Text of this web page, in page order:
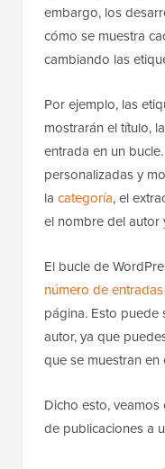
embargo, los
cómo se muestra
cambiando las
Por ejemplo, las
mostrarán el título,
entrada en un
personalizadas y
la categoría, el
el nombre del autor
El bucle de
número de
página. Esto puede
autor, ya que
que se muestran en
Dicho esto,
de publicaciones a